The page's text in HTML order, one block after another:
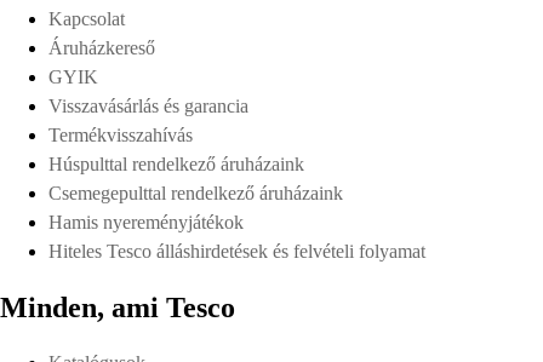
Kapcsolat
Áruházkereső
GYIK
Visszavásárlás és garancia
Termékvisszahívás
Húspulttal rendelkező áruházaink
Csemegepulttal rendelkező áruházaink
Hamis nyereményjátékok
Hiteles Tesco álláshirdetések és felvételi folyamat
Minden, ami Tesco